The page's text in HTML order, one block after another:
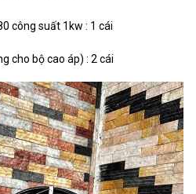
công suất 1kw : 1 cái
cho bộ cao áp) : 2 cái